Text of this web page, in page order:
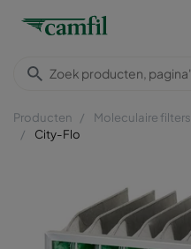
Producten Moleculaire filters
City-Flo